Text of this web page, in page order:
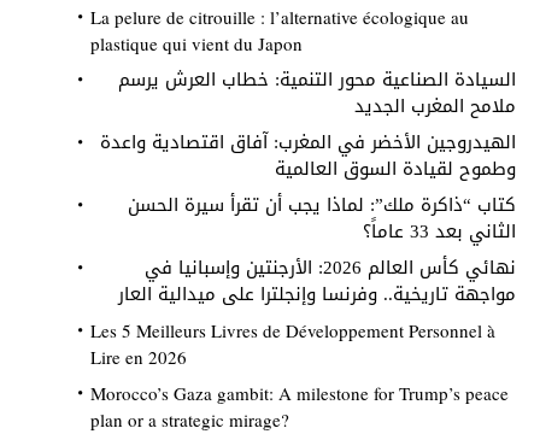
La pelure de citrouille : l’alternative écologique au
plastique qui vient du Japon
السيادة الصناعية محور التنمية: خطاب العرش يرسم
ملامح المغرب الجديد
الهيدروجين الأخضر في المغرب: آفاق اقتصادية واعدة
وطموح لقيادة السوق العالمية
كتاب “ذاكرة ملك”: لماذا يجب أن تقرأ سيرة الحسن
الثاني بعد 33 عاماً؟
نهائي كأس العالم 2026: الأرجنتين وإسبانيا في
مواجهة تاريخية.. وفرنسا وإنجلترا على ميدالية العار
Les 5 Meilleurs Livres de Développement Personnel à
Lire en 2026
Morocco’s Gaza gambit: A milestone for Trump’s peace
plan or a strategic mirage?